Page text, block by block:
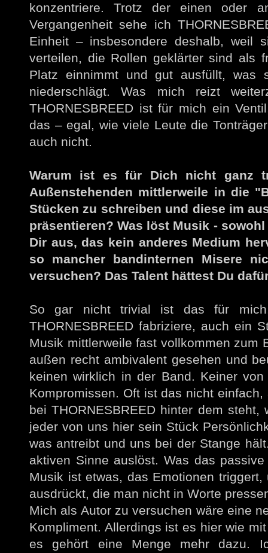
konzentriere. Trotz der einen oder
Vergangenheit sehe ich
Einheit – insbesondere deshalb, weil
verteilen, die Rollen geklärter sind als
Platz einnimmt und gut ausfüllt, was
niederschlägt. Was mich reizt
THORNESBREED ist für mich ein
das – egal, wie viele Leute die
auch nicht.
Warum ist es für Dich nicht ganz
Außenstehenden mittlerweile in die
Stücken zu schreiben und diese im
präsentieren? Was löst Musik -
Dir aus, das kein anderes Medium
so mancher bandinternen Misere
versuchen? Das Talent hättest Du
So gar nicht trivial ist das für
THORNESBREED fabriziere, auch ein
Musik mittlerweile fast vollkommen zum
außen recht ambivalent gesehen und
keinen wirklich in der Band. Keiner
Kompromissen. Oft ist das nicht
bei THORNESBREED hinter dem
jeder von uns hier sein Stück
was antreibt und uns bei der Stange
aktiven Sinne auslöst. Was das
Musik ist etwas, das Emotionen
ausdrückt, die man nicht in Worte
Mich als Autor zu versuchen wäre eine
Kompliment. Allerdings ist es hier wie
es gehört eine Menge mehr dazu.